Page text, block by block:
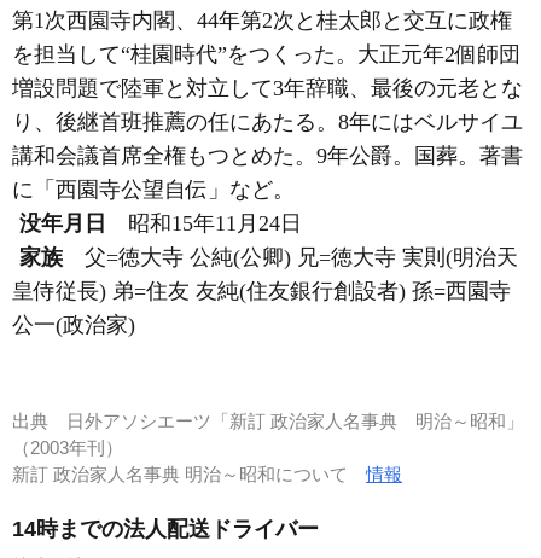
第1次西園寺内閣、44年第2次と桂太郎と交互に政権
を担当して“桂園時代”をつくった。大正元年2個師団
増設問題で陸軍と対立して3年辞職、最後の元老とな
り、後継首班推薦の任にあたる。8年にはベルサイユ
講和会議首席全権もつとめた。9年公爵。国葬。著書
に「西園寺公望自伝」など。
没年月日
昭和15年11月24日
家族
父=徳大寺 公純(公卿) 兄=徳大寺 実則(明治天
皇侍従長) 弟=住友 友純(住友銀行創設者) 孫=西園寺
公一(政治家)
出典
日外アソシエーツ「新訂 政治家人名事典 明治～昭和」
（2003年刊）
新訂 政治家人名事典 明治～昭和について情報
14時までの法人配送ドライバー